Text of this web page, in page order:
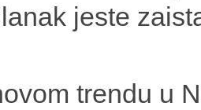
jeste
trendu u